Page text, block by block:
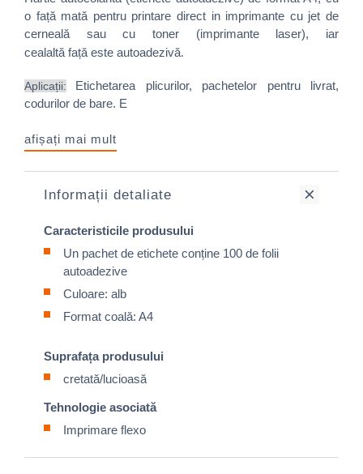
o față mată pentru printare direct in imprimante cu jet de
cerneală sau cu toner (imprimante laser), iar
cealaltă față este autoadezivă.
Aplicații: Etichetarea plicurilor, pachetelor pentru livrat,
codurilor de bare. E
afișați mai mult
Informații detaliate
Caracteristicile produsului
Un pachet de etichete conține 100 de folii
autoadezive
Culoare: alb
Format coală: A4
Suprafața produsului
cretată/lucioasă
Tehnologie asociată
Imprimare flexo